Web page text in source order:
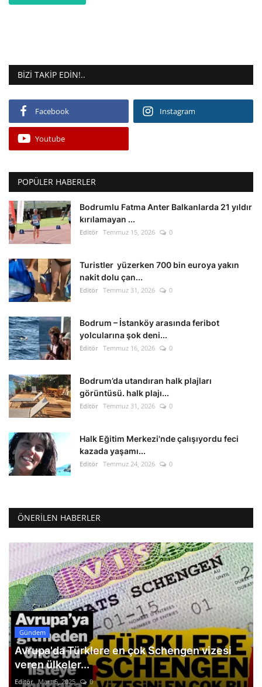
BIZI TAKIP EDIN!..
Facebook Instagram
Youtube
POPÜLER HABERLER
Bodrumlu Fatma Anter Balkanlarda 21 yıldır
kırılamayan ...
Editör Temmuz 15, 2026 0
Turistler yüzerken 700 bin euroya yakın
nakit dolu çan...
Editör Temmuz 31, 2026 0
Bodrum – İstanköy arasında feribot
yolcularına şok deni...
Editör Temmuz 16, 2026 0
Bodrum’da utandıran halk plajları
görüntüsü. halk plajı...
Editör Temmuz 31, 2026 0
Halk Eğitim Merkezi'nde çalışıyordu feci
kazada yaşamı...
Editör Temmuz 24, 2026 0
ÖNERILEN HABERLER
Gündem
Avrupa'da Türklere en çok Schengen vizesi
veren ülkeler...
Editör Mart 5, 2025 0